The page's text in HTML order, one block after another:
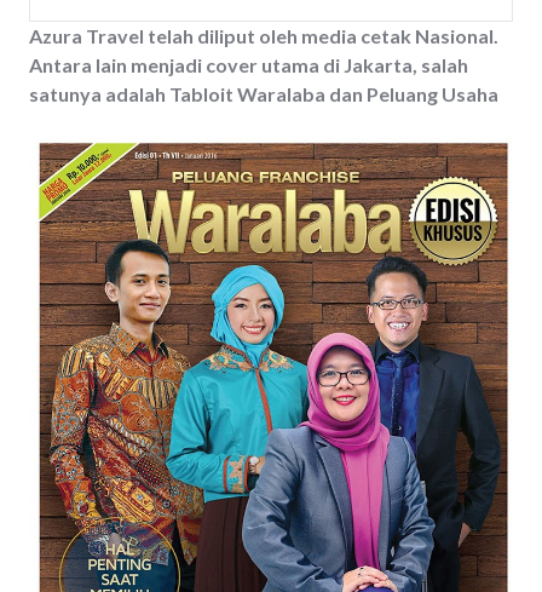
Azura Travel telah diliput oleh media cetak Nasional.
Antara lain menjadi cover utama di Jakarta, salah
satunya adalah Tabloit Waralaba dan Peluang Usaha